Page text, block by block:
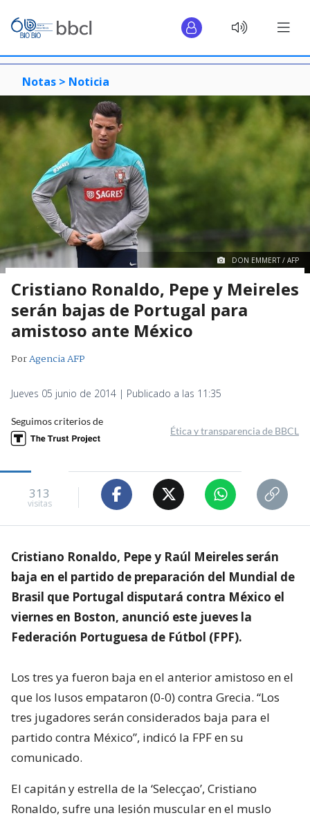
Notas > Noticia
DON EMMERT / AFP
Cristiano Ronaldo, Pepe y Meireles
serán bajas de Portugal para
amistoso ante México
PorAgencia AFP
Jueves 05 junio de 2014 | Publicado a las 11:35
Seguimos criterios de
Ética y transparencia de BBCL
313
visitas
Cristiano Ronaldo, Pepe y Raúl Meireles serán
baja en el partido de preparación del Mundial de
Brasil que Portugal disputará contra México el
viernes en Boston, anunció este jueves la
Federación Portuguesa de Fútbol (FPF).
Los tres ya fueron baja en el anterior amistoso en el
que los lusos empataron (0-0) contra Grecia. “Los
tres jugadores serán considerados baja para el
partido contra México”, indicó la FPF en su
comunicado.
El capitán y estrella de la ‘Selecçao’, Cristiano
Ronaldo, sufre una lesión muscular en el muslo